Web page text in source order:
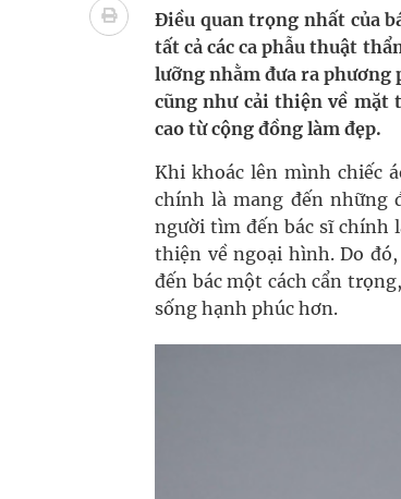
Ung thư thận: Nguy hiểm vì tiến
Nhiều chuỗi hoạt động lớn được
Tiếp tục rà soát, triển khai các
Lâm Đồng: Quyết tâm đưa sân bay
Tác Dụng Chống Kết Tập Tiểu Cầu
Quan Bằng Chứng Dược Lý Và Cơ Chế
Xây dựng bản đồ mạng lưới cấp cứu
Điều quan trọng nhất của
tất cả các ca phẫu thuật
lưỡng nhằm đưa ra phương
cũng như cải thiện về mặt
cao từ cộng đồng làm đẹp.
Khi khoác lên mình chiếc
chính là mang đến những
người tìm đến bác sĩ chính
thiện về ngoại hình. Do
đến bác một cách cẩn
sống hạnh phúc hơn.